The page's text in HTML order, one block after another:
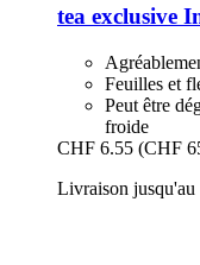
tea exclusive
Feuilles et
Peut être
froide
CHF 6.55 (CHF
Livraison jusqu'au